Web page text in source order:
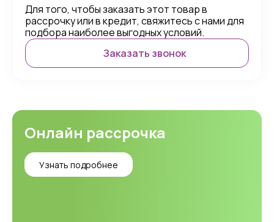
Для того, чтобы заказать этот товар в
рассрочку или в кредит, свяжитесь с нами для
подбора наиболее выгодных условий.
Заказать звонок
Онлайн рассрочка
Узнать подробнее